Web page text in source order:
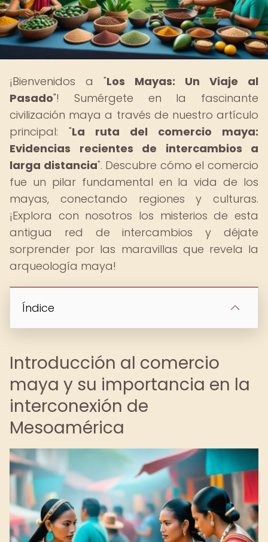
¡Bienvenidos a "Los Mayas: Un Viaje al
Pasado"! Sumérgete en la fascinante
civilización maya a través de nuestro artículo
principal: "La ruta del comercio maya:
Evidencias recientes de intercambios a
larga distancia". Descubre cómo el comercio
fue un pilar fundamental en la vida de los
mayas, conectando regiones y culturas.
¡Explora con nosotros los misterios de esta
antigua red de intercambios y déjate
sorprender por las maravillas que revela la
arqueología maya!
Índice
Introducción al comercio
maya y su importancia en la
interconexión de
Mesoamérica